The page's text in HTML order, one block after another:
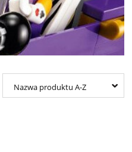
Nazwa produktu A-Z